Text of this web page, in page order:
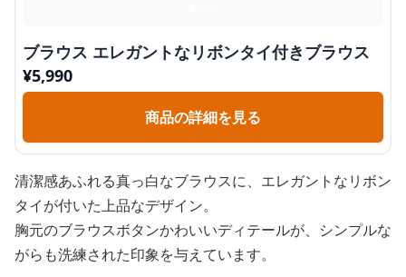
ブラウス エレガントなリボンタイ付きブラウス
¥5,990
商品の詳細を見る
清潔感あふれる真っ白なブラウスに、エレガントなリボン
タイが付いた上品なデザイン。
胸元のブラウスボタンかわいいディテールが、シンプルな
がらも洗練された印象を与えています。